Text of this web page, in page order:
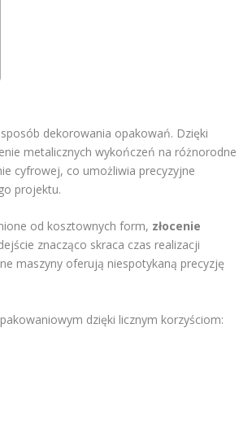
dekorowania opakowań. Dzięki
metalicznych wykończeń na różnorodne
cyfrowej, co umożliwia precyzyjne
projektu.
od kosztownych form, złocenie
znacząco skraca czas realizacji
maszyny oferują niespotykaną precyzję
dzięki licznym korzyściom: